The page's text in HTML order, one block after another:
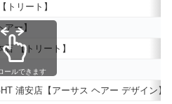
トリート】
ー】
【トリート】
浦安店【アーサス ヘアー デザイン】
ールできます